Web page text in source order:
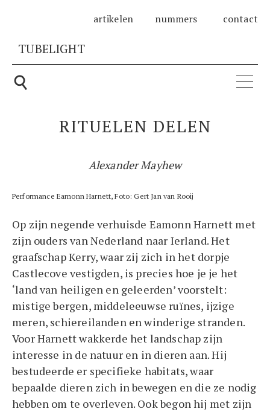
TUBELIGHT
artikelen nummers contact
⚲naar:
RITUELEN DELEN
Alexander Mayhew
Performance Eamonn Harnett, Foto: Gert Jan van Rooij
Op zijn negende verhuisde Eamonn Harnett met
zijn ouders van Nederland naar Ierland. Het
graafschap Kerry, waar zij zich in het dorpje
Castlecove vestigden, is precies hoe je je het
‘land van heiligen en geleerden’ voorstelt:
mistige bergen, middeleeuwse ruïnes, ijzige
meren, schiereilanden en winderige stranden.
Voor Harnett wakkerde het landschap zijn
interesse in de natuur en in dieren aan. Hij
bestudeerde er specifieke habitats, waar
bepaalde dieren zich in bewegen en die ze nodig
hebben om te overleven. Ook begon hij met zijn